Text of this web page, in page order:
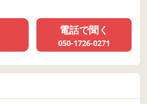
電話で聞く
050-1726-0271